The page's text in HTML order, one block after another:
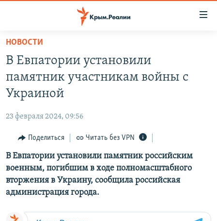
Вернуться
основному
содержанию
Вернутся
главной
навигации
Вернутся
поиску
СПЕЦПРОЕКТЫ
11 ЛЕТ ОККУПАЦИИ КРЫМА. 11 ИСТОРИЙ СОПРОТИВЛЕНИЯ
ВОДА
ЕЩЕ
ИНТЕРАКТИВ
ИНФОГРАФИКА
ТЕЛЕПРОЕКТ КРЫМ.РЕАЛИИ
СОВЕТЫ ПРАВОЗАЩИТНИКОВ
РАДІО СВОБОДА
КАК ОБОЙТИ БЛОКИРОВКУ
Українською
Qırımtatar
НОВОСТИ
В Евпатории установили
памятник участникам войны с
Украиной
23 февраля 2024, 09:56
Поделиться Читать без VPN
В Евпатории установили памятник российским
военным, погибшим в ходе полномасштабного
вторжения в Украину, сообщила российская
администрация города.